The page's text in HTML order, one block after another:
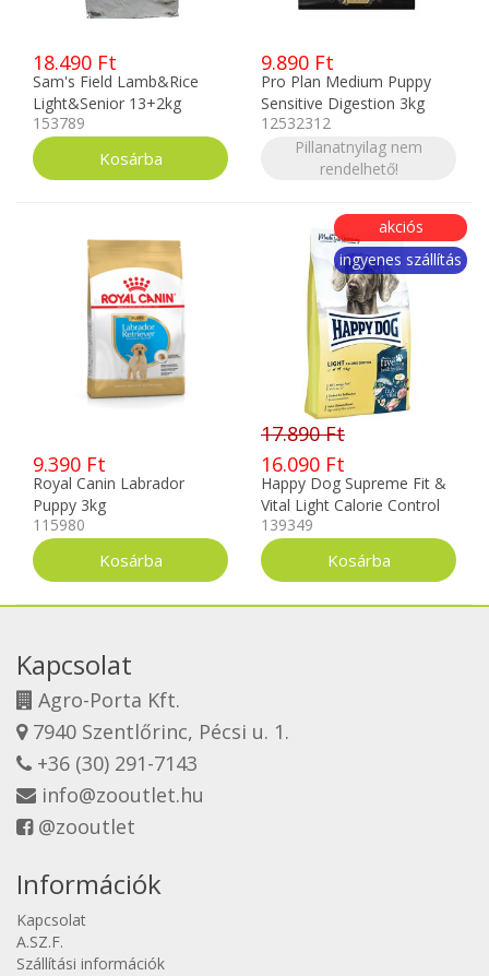
18.490 Ft
Sam's Field Lamb&Rice
Light&Senior 13+2kg
153789
9.890 Ft
Pro Plan Medium Puppy
Sensitive Digestion 3kg
12532312
Pillanatnyilag nem
rendelhető!
9.390 Ft
Royal Canin Labrador
Puppy 3kg
115980
akciós
ingyenes szállítás
17.890 Ft
16.090 Ft
Happy Dog Supreme Fit &
Vital Light Calorie Control
12kg
139349
Kapcsolat
Agro-Porta Kft.
7940 Szentlőrinc, Pécsi u. 1.
+36 (30) 291-7143
info@zooutlet.hu
@zooutlet
Információk
Kapcsolat
A.SZ.F.
Szállítási információk